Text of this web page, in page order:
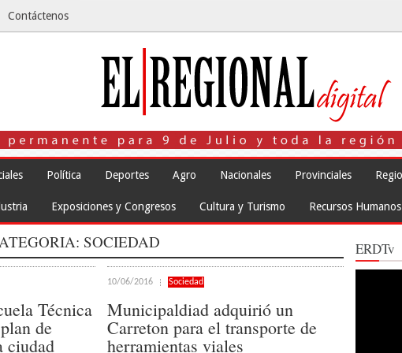
Contáctenos
Política Deportes Agro Nacionales Provinciales
Exposiciones y Congresos Cultura y Turismo Recursos Humanos
SOCIEDAD
Técnica
de
ciudad
10/06/2016 Sociedad
Municipaldiad adquirió un
Carreton para el transporte de
herramientas viales
ERDTv